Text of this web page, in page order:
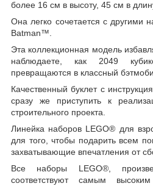
более 16 см в высоту, 45 см в
Она легко сочетается с другими
Batman™.
Эта коллекционная модель
наблюдаете, как 2049
превращаются в классный
Качественный буклет с
сразу же приступить к
строительного проекта.
Линейка наборов LEGO® для
для того, чтобы подарить всем
захватывающие впечатления от
Все наборы LEGO®,
соответствуют самым